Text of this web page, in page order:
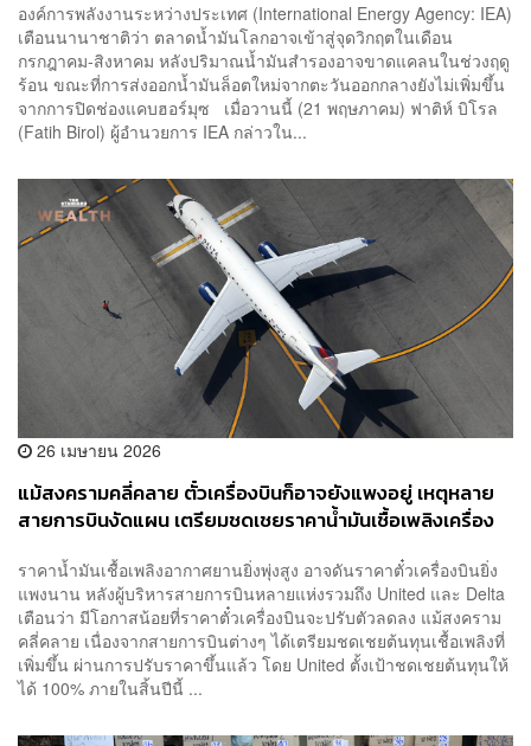
องค์การพลังงานระหว่างประเทศ (International Energy Agency: IEA)
เตือนนานาชาติว่า ตลาดน้ำมันโลกอาจเข้าสู่จุดวิกฤตในเดือน
กรกฎาคม-สิงหาคม หลังปริมาณน้ำมันสำรองอาจขาดแคลนในช่วงฤดู
ร้อน ขณะที่การส่งออกน้ำมันล็อตใหม่จากตะวันออกกลางยังไม่เพิ่มขึ้น
จากการปิดช่องแคบฮอร์มุซ เมื่อวานนี้ (21 พฤษภาคม) ฟาติห์ บิโรล
(Fatih Birol) ผู้อำนวยการ IEA กล่าวใน...
26 เมษายน 2026
แม้สงครามคลี่คลาย ตั๋วเครื่องบินก็อาจยังแพงอยู่ เหตุหลาย
สายการบินงัดแผน เตรียมชดเชยราคาน้ำมันเชื้อเพลิงเครื่อง
ราคาน้ำมันเชื้อเพลิงอากาศยานยิ่งพุ่งสูง อาจดันราคาตั๋วเครื่องบินยิ่ง
แพงนาน หลังผู้บริหารสายการบินหลายแห่งรวมถึง United และ Delta
เตือนว่า มีโอกาสน้อยที่ราคาตั๋วเครื่องบินจะปรับตัวลดลง แม้สงคราม
คลี่คลาย เนื่องจากสายการบินต่างๆ ได้เตรียมชดเชยต้นทุนเชื้อเพลิงที่
เพิ่มขึ้น ผ่านการปรับราคาขึ้นแล้ว โดย United ตั้งเป้าชดเชยต้นทุนให้
ได้ 100% ภายในสิ้นปีนี้ ...